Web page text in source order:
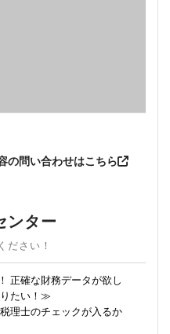
の問い合わせはこちら
ンター
ださい！
正確な財務データが欲し
りたい！≫
理士のチェックが入るか